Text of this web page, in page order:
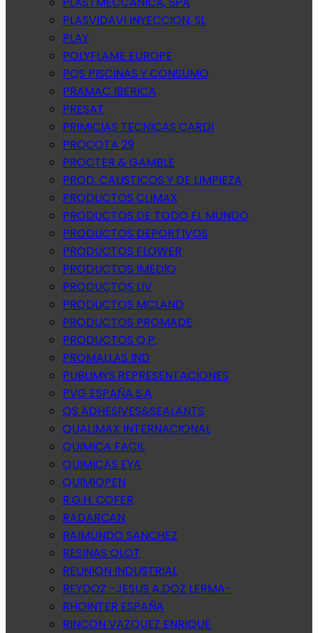
PLASVIDAVI INYECCION, SL
PLAY
POLYFLAME EUROPE
PQS PISCINAS Y CONSUMO
PRAMAC IBERICA
PRESAT
PRIMICIAS TECNICAS CARDI
PROCOTA 29
PROCTER & GAMBLE
PROD. CAUSTICOS Y DE LIMPIEZA
PRODUCTOS CLIMAX
PRODUCTOS DE TODO EL MUNDO
PRODUCTOS DEPORTIVOS
PRODUCTOS FLOWER
PRODUCTOS IMEDIO
PRODUCTOS LIV
PRODUCTOS MCLAND
PRODUCTOS PROMADE
PRODUCTOS Q.P.
PROMALLAS IND
PUBLIMYS REPRESENTACIONES
PVG ESPAÑA S.A
QS ADHESIVES&SEALANTS
QUALIMAX INTERNACIONAL
QUIMICA FACIL
QUIMICAS EYA
QUIMIOPEN
R.G.H. COFER
RADARCAN
RAIMUNDO SANCHEZ
RESINAS OLOT
REUNION INDUSTRIAL
REYDOZ -JESUS A.DOZ LERMA-
RHOINTER ESPAÑA
RINCON VAZQUEZ ENRIQUE